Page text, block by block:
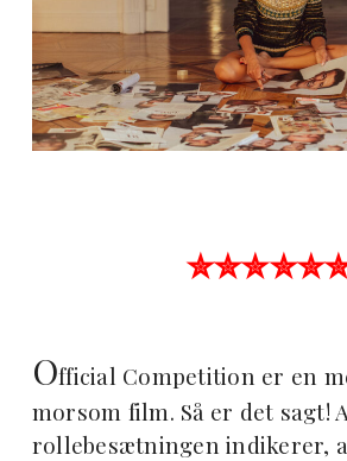
Official Competition er en
morsom film. Så er det sagt!
rollebesætningen indikerer,